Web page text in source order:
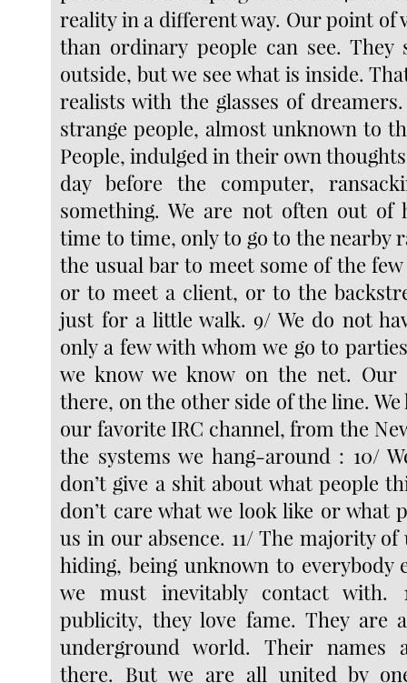
reality in a different way. Our point of
than ordinary people can see. They
outside, but we see what is inside.
realists with the glasses of
strange people, almost unknown to
People, indulged in their own
day before the computer,
something. We are not often out of
time to time, only to go to the nearby
the usual bar to meet some of the
or to meet a client, or to the
just for a little walk. 9/ We do not
only a few with whom we go to
we know we know on the net. Our
there, on the other side of the line.
our favorite IRC channel, from the
the systems we hang-around : 10/
don’t give a shit about what people
don’t care what we look like or what
us in our absence. 11/ The majority
hiding, being unknown to everybody
we must inevitably contact with.
publicity, they love fame. They are
underground world. Their names
there. But we are all united by